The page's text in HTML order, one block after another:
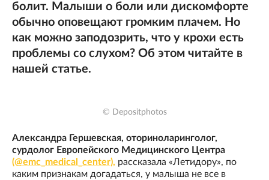
болит. Малыши о боли или дискомфорте
обычно оповещают громким плачем. Но
как можно заподозрить, что у крохи есть
проблемы со слухом? Об этом читайте в
нашей статье.
© Depositphotos
Александра Гершевская, оториноларинголог,
сурдолог Европейского Медицинского Центра
(@emc_medical_center), рассказала «Летидору», по
каким признакам догадаться, у малыша не все в